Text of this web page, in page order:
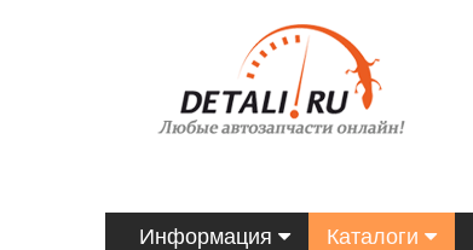
Информация Каталоги